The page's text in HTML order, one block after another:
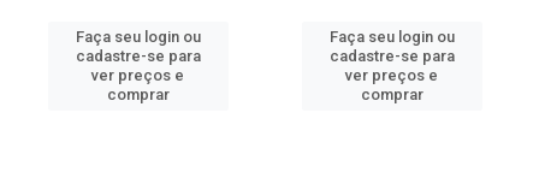
Faça seu login ou
cadastre-se para
ver preços e
comprar
Faça seu login ou
cadastre-se para
ver preços e
comprar